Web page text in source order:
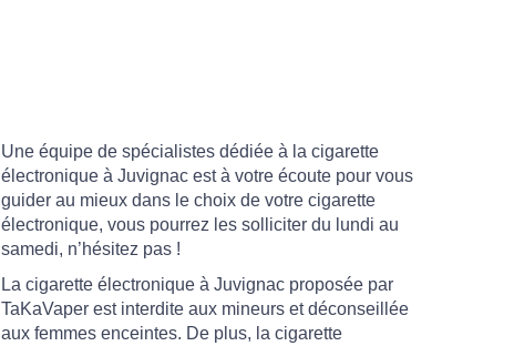
Une équipe de spécialistes dédiée à la cigarette
électronique à Juvignac est à votre écoute pour vous
guider au mieux dans le choix de votre cigarette
électronique, vous pourrez les solliciter du lundi au
samedi, n’hésitez pas !
La cigarette électronique à Juvignac proposée par
TaKaVaper est interdite aux mineurs et déconseillée
aux femmes enceintes. De plus, la cigarette